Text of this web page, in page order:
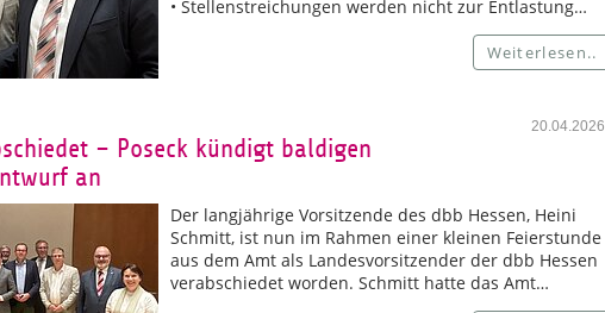
• Stellenstreichungen werden nicht zur Entlastung…
Weiterlesen..
20.04.2026
– Poseck kündigt baldigen
an
Der langjährige Vorsitzende des dbb Hessen, Heini
Schmitt, ist nun im Rahmen einer kleinen Feierstunde
aus dem Amt als Landesvorsitzender der dbb Hessen
verabschiedet worden. Schmitt hatte das Amt…